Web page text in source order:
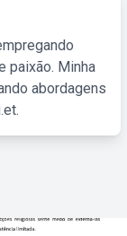
paixão. Minha
abordagens